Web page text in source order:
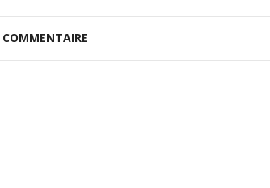
COMMENTAIRE